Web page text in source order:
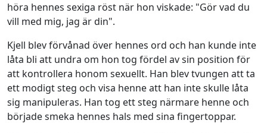
höra hennes sexiga röst när hon viskade: "Gör vad du
vill med mig, jag är din".
Kjell blev förvånad över hennes ord och han kunde inte
låta bli att undra om hon tog fördel av sin position för
att kontrollera honom sexuellt. Han blev tvungen att ta
ett modigt steg och visa henne att han inte skulle låta
sig manipuleras. Han tog ett steg närmare henne och
började smeka hennes hals med sina fingertoppar.